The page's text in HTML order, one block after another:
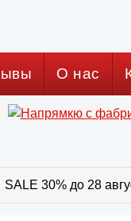
О нас
SALE 30% до 28